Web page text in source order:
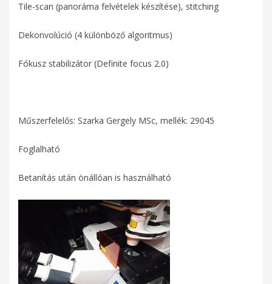
Tile-scan (panoráma felvételek készítése), stitching
Dekonvolúció (4 különböző algoritmus)
Fókusz stabilizátor (Definite focus 2.0)
Műszerfelelős: Szarka Gergely MSc, mellék: 29045
Foglalható
Betanítás után önállóan is használható